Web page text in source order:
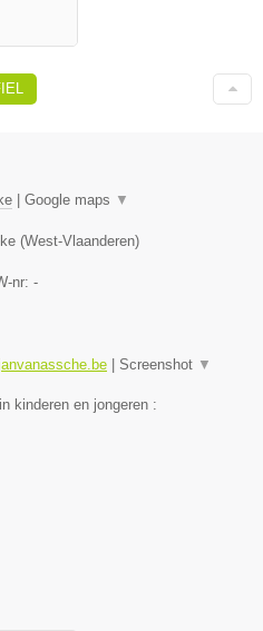
Google maps ▼
(West-Vlaanderen)
nr: -
Screenshot ▼
kinderen en jongeren :